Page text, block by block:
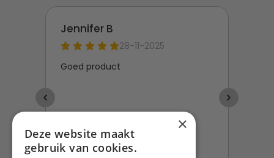
×
Deze website maakt
gebruik van cookies.